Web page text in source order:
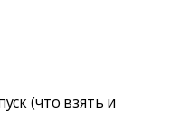
(что взять и